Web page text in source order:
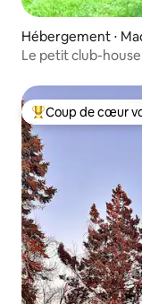
Hébergement ⋅
Le petit club-house
Coups de cœur
Coup de cœur